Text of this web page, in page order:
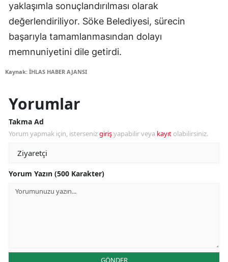
yaklaşımla sonuçlandırılması olarak
değerlendiriliyor. Söke Belediyesi, sürecin
başarıyla tamamlanmasından dolayı
memnuniyetini dile getirdi.
Kaynak: İHLAS HABER AJANSI
Yorumlar
Takma Ad
Yorum yapmak için, istersenizgirişyapabilir veya kayıt olabilirsiniz.
Yorum Yazın (500 Karakter)
GÖNDER